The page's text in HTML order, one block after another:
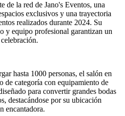
de la red de Jano's Eventos, una
exclusivos y una trayectoria
realizados durante 2024. Su
y equipo profesional garantizan un
hasta 1000 personas, el salón en
de categoría con equipamiento de
para convertir grandes bodas
destacándose por su ubicación
encantadora.